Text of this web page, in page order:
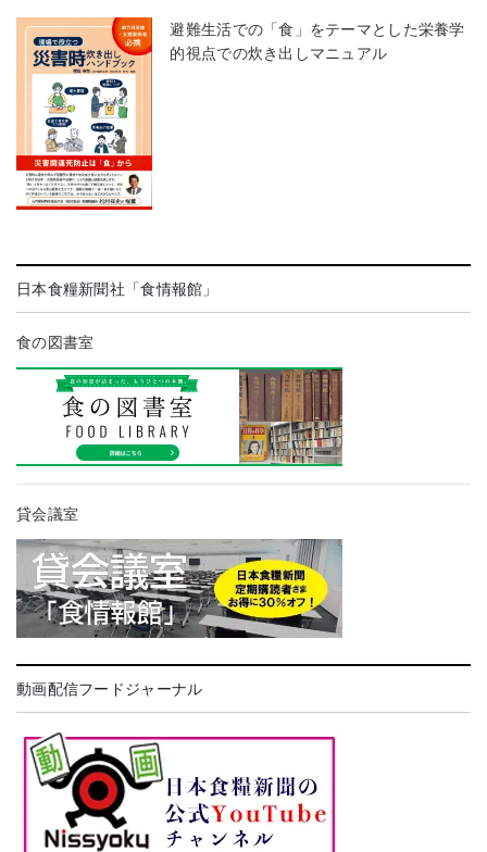
避難生活での「食」をテーマとした栄養学
的視点での炊き出しマニュアル
日本食糧新聞社「食情報館」
食の図書室
貸会議室
動画配信フードジャーナル